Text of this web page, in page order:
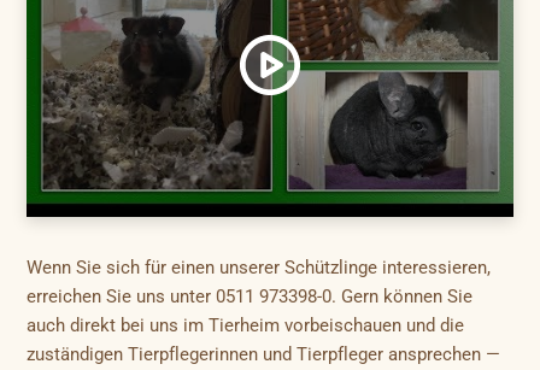
Wenn Sie sich für einen unserer Schützlinge interessieren,
erreichen Sie uns unter 0511 973398-0. Gern können Sie
auch direkt bei uns im Tierheim vorbeischauen und die
zuständigen Tierpflegerinnen und Tierpfleger ansprechen —